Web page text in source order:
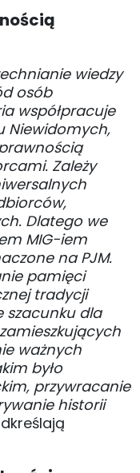
wiedzy
osób
współpracuje
Niewidomych,
Zależy
Dlatego we
MIG-iem
na PJM.
pamięci
tradycji
szacunku dla
ważnych
było
przywracanie
historii